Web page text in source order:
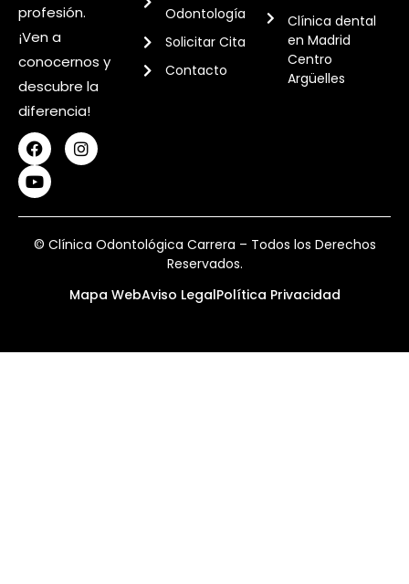
profesión.
¡Ven a
conocernos y
descubre la
diferencia!
Odontología
Solicitar Cita
Contacto
Clínica dental
en Madrid
Centro
Argüelles
© Clínica Odontológica Carrera – Todos los Derechos
Reservados.
Mapa WebAviso LegalPolítica Privacidad